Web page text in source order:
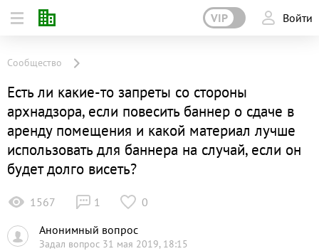
VIP Войти
Сообщество
Есть ли какие-то запреты со стороны
архнадзора, если повесить баннер о сдаче в
аренду помещения и какой материал лучше
использовать для баннера на случай, если он
будет долго висеть?
1567 1
0
Анонимный вопрос
Задал вопрос 31 мая 2019, 18:15